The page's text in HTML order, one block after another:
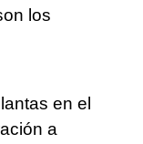
los
en el
a